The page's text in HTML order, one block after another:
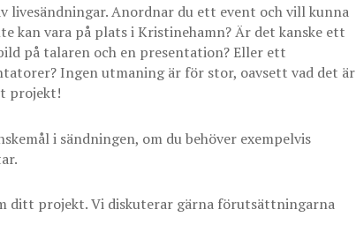
livesändningar. Anordnar du ett event och vill kunna
kan vara på plats i Kristinehamn? Är det kanske ett
på talaren och en presentation? Eller ett
Ingen utmaning är för stor, oavsett vad det är
projekt!
i sändningen, om du behöver exempelvis
ditt projekt. Vi diskuterar gärna förutsättningarna